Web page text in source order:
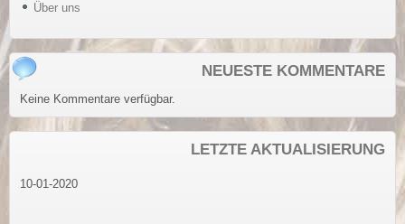
Über uns
NEUESTE KOMMENTARE
Keine Kommentare verfügbar.
LETZTE AKTUALISIERUNG
10-01-2020